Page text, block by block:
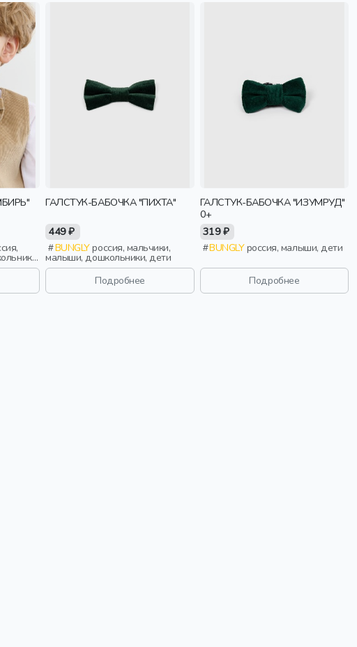
ГАЛСТУК-БАБОЧКА "ПИХТА"
449 ₽
BUNGLYроссия, мальчики,
малыши, дошкольники, дети
Подробнее
ГАЛСТУК-БАБОЧКА "ИЗУМРУД"
0+
319 ₽
BUNGLYроссия, малыши, дети
Подробнее